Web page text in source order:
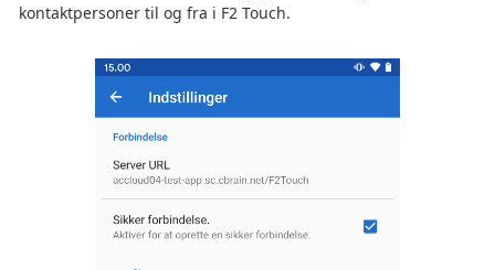
kontaktpersoner til og fra i F2 Touch.